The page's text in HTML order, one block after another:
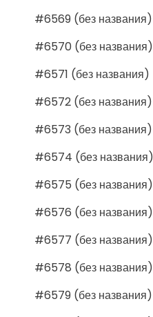
#6569 (без названия)
#6570 (без названия)
#6571 (без названия)
#6572 (без названия)
#6573 (без названия)
#6574 (без названия)
#6575 (без названия)
#6576 (без названия)
#6577 (без названия)
#6578 (без названия)
#6579 (без названия)